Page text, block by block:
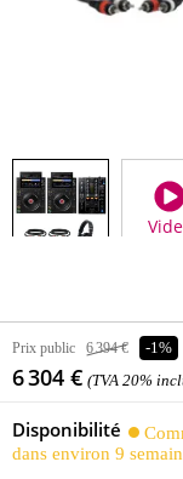
Prix public 6 394 € -1%
6 304 € (TVA 20%
Disponibilité
dans environ 9